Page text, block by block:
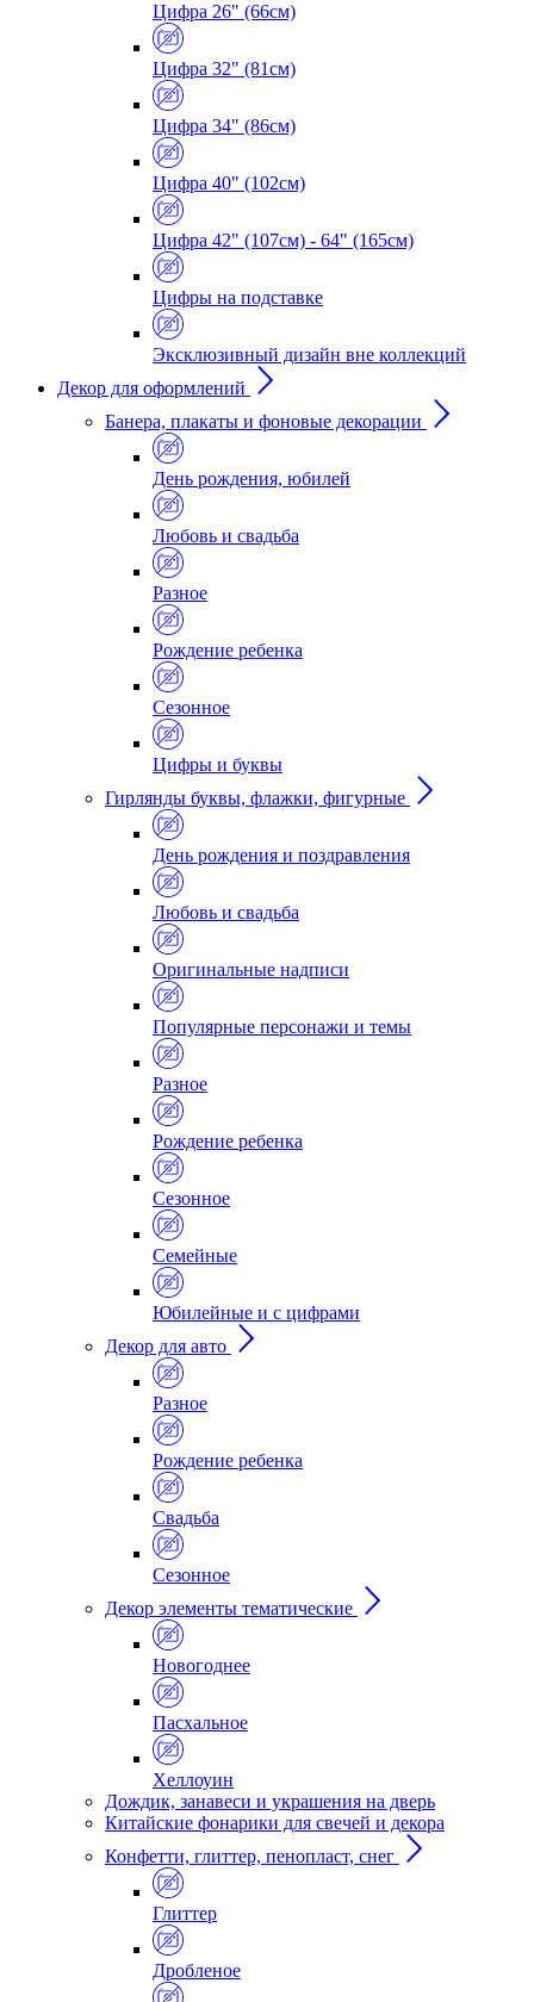
Цифра 26" (66см)
Цифра 32" (81см)
Цифра 34" (86см)
Цифра 40" (102см)
Цифра 42" (107см) - 64" (165см)
Цифры на подставке
Эксклюзивный дизайн вне коллекций
Декор для оформлений
Банера, плакаты и фоновые декорации
День рождения, юбилей
Любовь и свадьба
Разное
Рождение ребенка
Сезонное
Цифры и буквы
Гирлянды буквы, флажки, фигурные
День рождения и поздравления
Любовь и свадьба
Оригинальные надписи
Популярные персонажи и темы
Разное
Рождение ребенка
Сезонное
Семейные
Юбилейные и с цифрами
Декор для авто
Разное
Рождение ребенка
Свадьба
Сезонное
Декор элементы тематические
Новогоднее
Пасхальное
Хеллоуин
Дождик, занавеси и украшения на дверь
Китайские фонарики для свечей и декора
Конфетти, глиттер, пенопласт, снег
Глиттер
Дробленое